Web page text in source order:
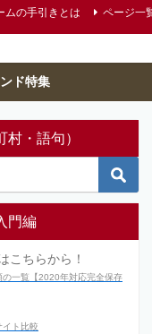
ムの手引きとは ページ一
ド特集
・語句）
門編
こちらから！